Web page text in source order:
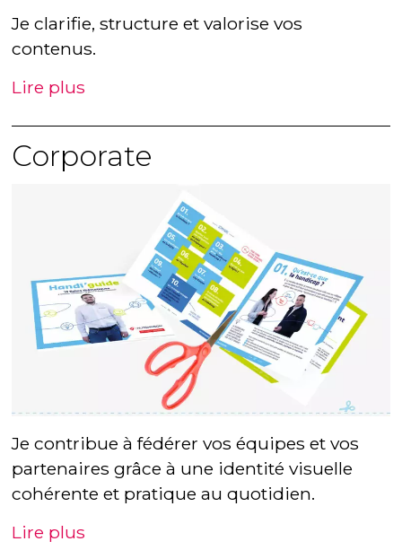
Je clarifie, structure et valorise vos
contenus.
Lire plus
Corporate
Je contribue à fédérer vos équipes et vos
partenaires grâce à une identité visuelle
cohérente et pratique au quotidien.
Lire plus